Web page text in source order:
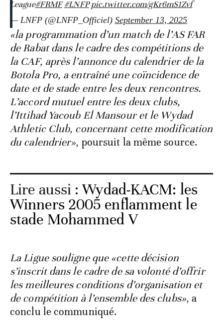
League#FRMF #LNFP pic.twitter.com/gKr6mS1Zvf
— LNFP (@LNFP_Officiel) September 13, 2025
«la programmation d’un match de l’AS FAR
de Rabat dans le cadre des compétitions de
la CAF, après l’annonce du calendrier de la
Botola Pro, a entraîné une coïncidence de
date et de stade entre les deux rencontres.
L’accord mutuel entre les deux clubs,
l’Ittihad Yacoub El Mansour et le Wydad
Athletic Club, concernant cette modification
du calendrier», poursuit la même source.
Lire aussi :Wydad-KACM: les
Winners 2005 enflamment le
stade Mohammed V
La Ligue souligne que «cette décision
s’inscrit dans le cadre de sa volonté d’offrir
les meilleures conditions d’organisation et
de compétition à l’ensemble des clubs», a
conclu le communiqué.